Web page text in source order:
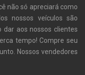
não só apreciará como
nossos veículos são
dar aos nossos clientes
tempo! Compre seu
Nossos vendedores